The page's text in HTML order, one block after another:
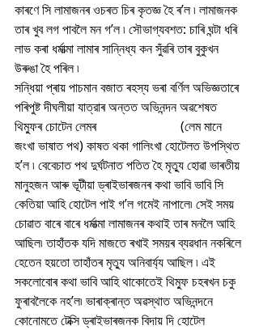
কাৰণে সি লামাজনৰ ওচৰত চিৰ কৃতজ্ঞ হৈ ৰ’ল ৷ লামাজনক
তাৰ খুব লগ পাবলৈ মন গ’ল ৷ সৌভাগ্যবশত: চাৰি ঘন্টা ধৰি
লাভ কৰা ধৰ্মাত্মা লামাৰ সান্নিধ্য কন সুঁৱৰি তাৰ বুকুখন
উৰুঙা হৈ পৰিল ৷
সন্ধিয়া প্ৰায় পাচমান বজাত ৰহস্য ভৰা বৰ্ণিল অভিজ্ঞতাৰে
পৰিপুষ্ট দীঘলীয়া যাত্রাৰ অন্তত অভিনন্দন অৱশেষত
থিম্ফুৰ চোটেন লেমৰ                          (লেম মানে
জংখা ভাষাত পথ) কাষত থকা গালিংখা হোটেলত উপস্থিত
হ’ল ৷ বেবেচাত পথ দুৰ্ঘটনাত পতিত হৈ মৃত্যু হোৱা ভাৰতীয়
মানুহজন আৰু ভূটীয়া ড্ৰাইভাৰজনৰ কথা ভাবি ভাবি সি
কেতিয়া আহি হোটেল পাই গ’ল গমেই নাপালে৷ সেই সময়
চোৱাত বাৰে বাৰে ধৰ্মাত্মা লামাজনৰ কথাই তাৰ মনলৈ আহি
আছিল৷ তাহাঁতক যদি মাজতে ৰখাই সময়ৰ ব্যৱধান নকৰিলে
হেতেন হয়তো তাহাঁতৰ মৃত্যু অনিবাৰ্য্য আছিল ৷ এই
সকলোবোৰ কথা ভাবি আহি থাকোতেই থিম্ফু চহৰখন চকু
ফুৰাবলৈকে নহ’ল৷ ভাৰাক্ৰান্ত অৱস্থাত অভিনন্দনে
কোনোমতে টেক্সি ড্ৰাইভাৰজনক বিদায় দি হোটেল